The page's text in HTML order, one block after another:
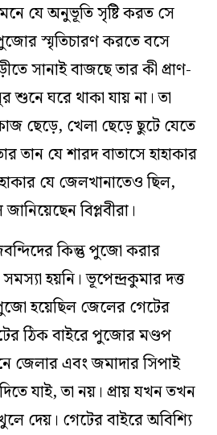
মনে যে অনুভূতি সৃষ্টি করত সে
স্মৃতিচারণ করতে বসে
সানাই বাজছে তার কী প্রাণ-
ঘরে থাকা যায় না। তা
ছেড়ে, খেলা ছেড়ে ছুটে যেতে
তান যে শারদ বাতাসে হাহাকার
যে জেলখানাতেও ছিল,
বিপ্লবীরা।
কিন্তু পুজো করার
হয়নি। ভূপেন্দ্রকুমার দত্ত
হয়েছিল জেলের গেটের
ঠিক বাইরে পুজোর মণ্ডপ
জেলার এবং জমাদার সিপাই
যাই, তা নয়। প্রায় যখন তখন
দেয়। গেটের বাইরে অবিশ্যি